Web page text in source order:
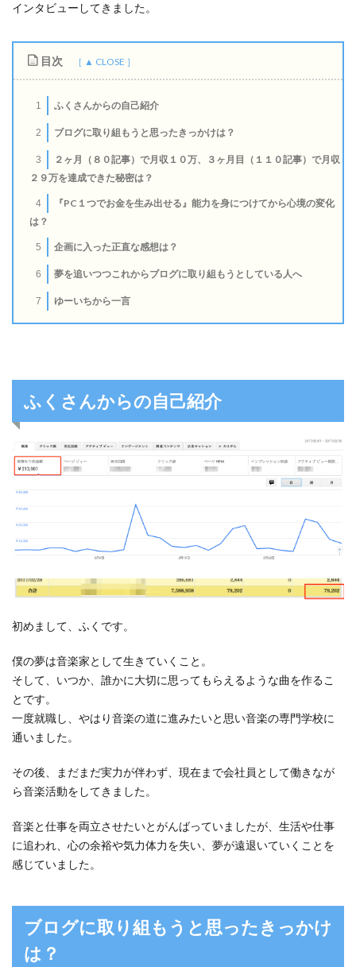
インタビューしてきました。
目次
1 ふくさんからの自己紹介
2 ブログに取り組もうと思ったきっかけは？
3
２ヶ月（８０記事）で月収１０万、３ヶ月目（１１０記事）で月収
２９万を達成できた秘密は？
4
『PC１つでお金を生み出せる』能力を身につけてから心境の変化
は？
5 企画に入った正直な感想は？
6 夢を追いつつこれからブログに取り組もうとしている人へ
7 ゆーいちから一言
ふくさんからの自己紹介
初めまして、ふくです。
僕の夢は音楽家として生きていくこと。
そして、いつか、誰かに大切に思ってもらえるような曲を作るこ
とです。
一度就職し、やはり音楽の道に進みたいと思い音楽の専門学校に
通いました。
その後、まだまだ実力が伴わず、現在まで会社員として働きなが
ら音楽活動をしてきました。
音楽と仕事を両立させたいとがんばっていましたが、生活や仕事
に追われ、心の余裕や気力体力を失い、夢が遠退いていくことを
感じていました。
ブログに取り組もうと思ったきっかけ
は？